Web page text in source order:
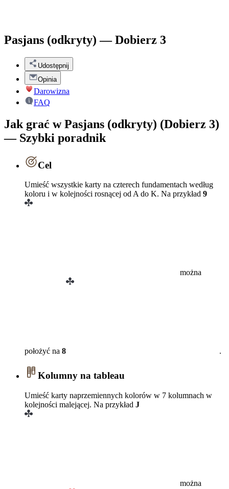
Pasjans (odkryty) — Dobierz 3
Udostępnij
Opinia
Darowizna
FAQ
Jak grać w Pasjans (odkryty) (Dobierz 3)
— Szybki poradnik
Cel
Umieść wszystkie karty na czterech fundamentach według
koloru i w kolejności rosnącej od A do K. Na przykład 9
można
położyć na 8 .
Kolumny na tableau
Umieść karty naprzemiennych kolorów w 7 kolumnach w
kolejności malejącej. Na przykład J
można